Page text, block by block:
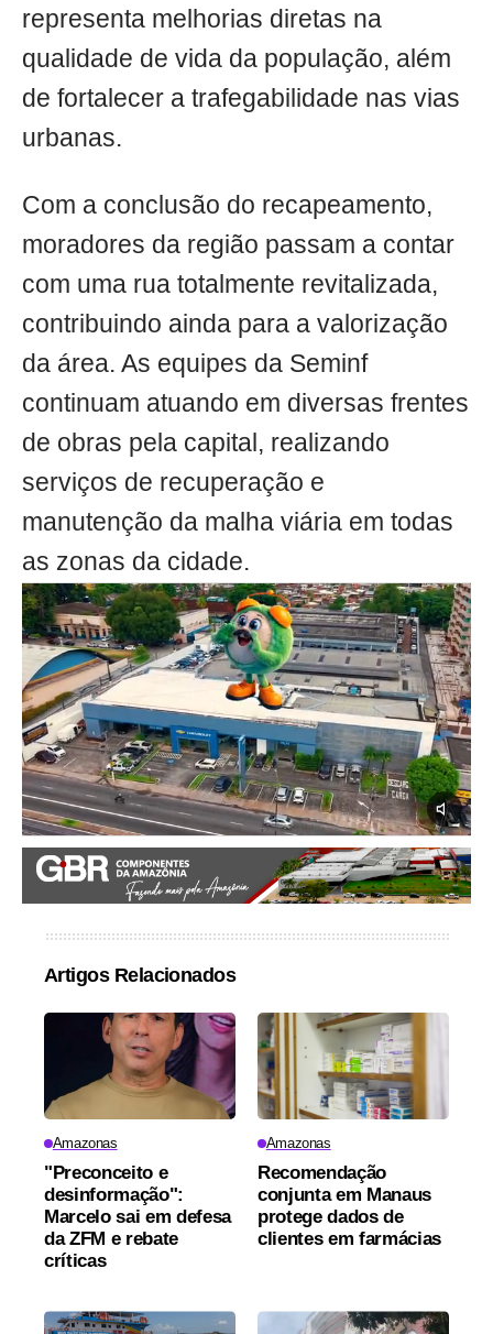
representa melhorias diretas na
qualidade de vida da população, além
de fortalecer a trafegabilidade nas vias
urbanas.
Com a conclusão do recapeamento,
moradores da região passam a contar
com uma rua totalmente revitalizada,
contribuindo ainda para a valorização
da área. As equipes da Seminf
continuam atuando em diversas frentes
de obras pela capital, realizando
serviços de recuperação e
manutenção da malha viária em todas
as zonas da cidade.
Artigos Relacionados
Amazonas
"Preconceito e
desinformação":
Marcelo sai em defesa
da ZFM e rebate
críticas
Amazonas
Recomendação
conjunta em Manaus
protege dados de
clientes em farmácias